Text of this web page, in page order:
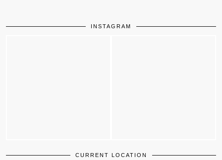
INSTAGRAM
CURRENT LOCATION